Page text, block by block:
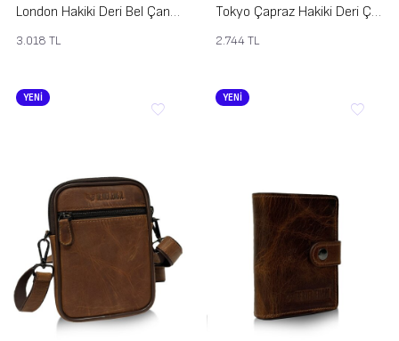
London Hakiki Deri Bel Çantası
3.018 TL
Tokyo Çapraz Hakiki Deri Çanta - Çift Gözlü
2.744TL
YENİ YENİ